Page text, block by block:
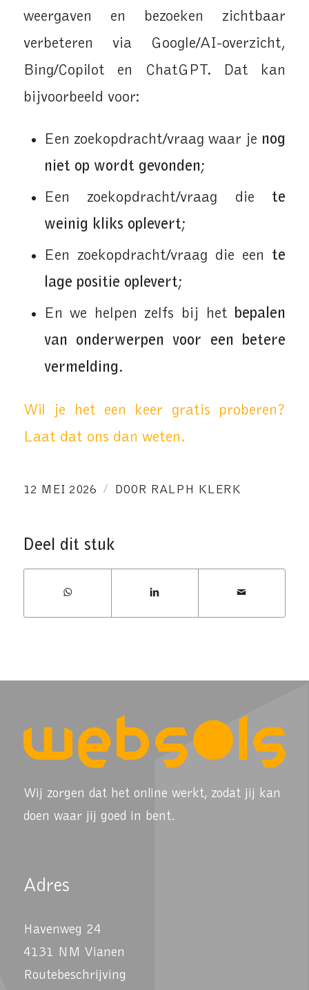
weergaven en bezoeken zichtbaar
verbeteren via Google/AI-overzicht,
Bing/Copilot en ChatGPT. Dat kan
bijvoorbeeld voor:
Een zoekopdracht/vraag waar je nog
niet op wordt gevonden;
Een zoekopdracht/vraag die te
weinig kliks oplevert;
Een zoekopdracht/vraag die een te
lage positie oplevert;
En we helpen zelfs bij het bepalen
van onderwerpen voor een betere
vermelding.
Wil je het een keer gratis proberen?
Laat dat ons dan weten.
12 MEI 2026 / DOOR RALPH KLERK
Deel dit stuk
Wij zorgen dat het online werkt, zodat jij kan
doen waar jij goed in bent.
Adres
Havenweg 24
4131 NM Vianen
Routebeschrijving